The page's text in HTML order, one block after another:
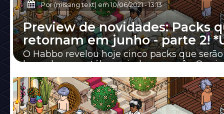
Por (missing text) em10/06/2021-13:13
Preview de novidades: Packs
retornam em junho - parte 2!
O Habbo revelou hoje cinco packs que serão
lançados no catálogo ainda esse mês. O